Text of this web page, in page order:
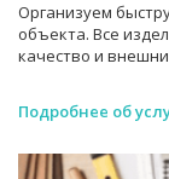
Организуем
объекта. Все
качество и
Подробнее об